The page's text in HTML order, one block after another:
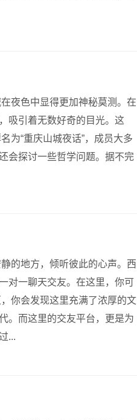
夜色中显得更加神秘莫测。在
吸引着无数好奇的目光。这
为“重庆山城夜话”，成员大多
会探讨一些哲学问题。据不完
的地方，倾听彼此的心声。西
对一聊天交友。在这里，你可
你会发现这里充满了浓厚的文
。而这里的交友平台，更是为
...